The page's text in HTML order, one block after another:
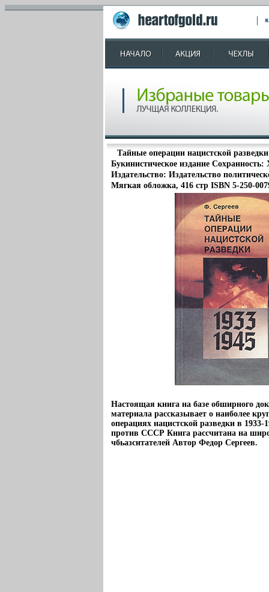
Тайные операции нацистской разведки
Букинистическое издание
Издательство: Издательство
Мягкая обложка, 416 стр ISBN 5-250-
Настоящая книга на базе обширного
материала рассказывает о наиболее
операциях нацистской разведки в 1933-
против СССР Книга рассчитана на
чбьазситателей Автор Федор Сергеев.